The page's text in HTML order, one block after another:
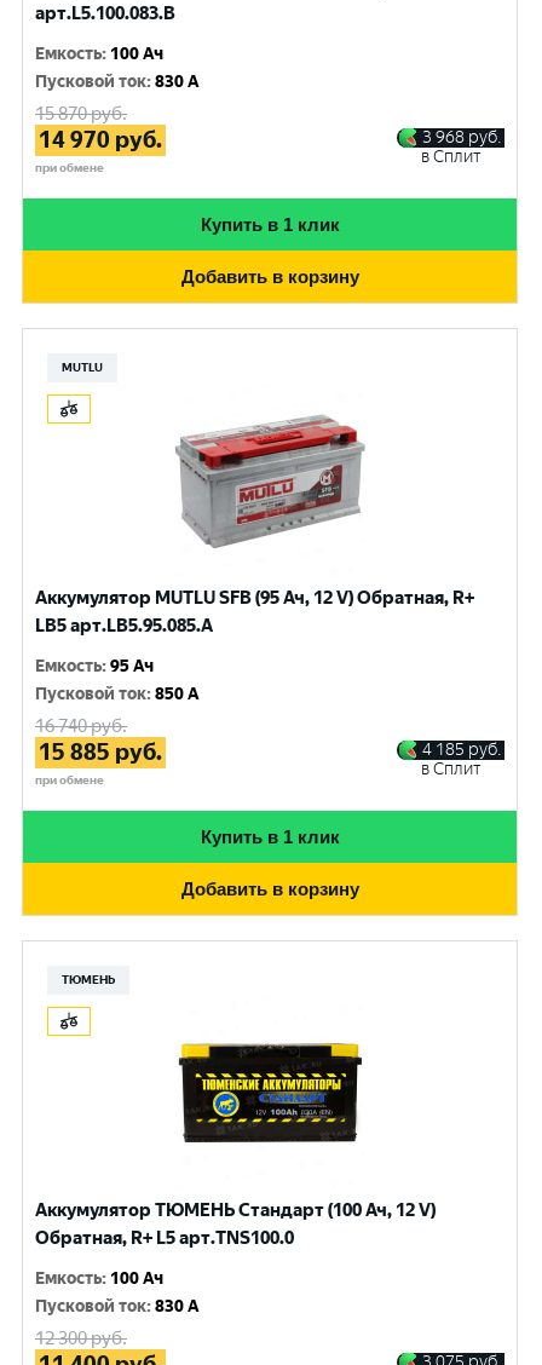
арт.L5.100.083.B
Емкость: 100 Ач
Пусковой ток:830 A
15 870руб.
14 970 руб.
при обмене
3 968 руб.
в Сплит
Купить в 1 клик
Добавить в корзину
MUTLU
Аккумулятор MUTLU SFB (95 Ач, 12 V) Обратная, R+
LB5 арт.LВ5.95.085.A
Емкость:95 Ач
Пусковой ток:850 A
16 740руб.
15 885 руб.
при обмене
4 185 руб.
в Сплит
Купить в 1 клик
Добавить в корзину
ТЮМЕНЬ
Аккумулятор ТЮМЕНЬ Стандарт (100 Ач, 12 V)
Обратная, R+ L5 арт.TNS100.0
Емкость: 100 Ач
Пусковой ток:830 A
12 300руб.